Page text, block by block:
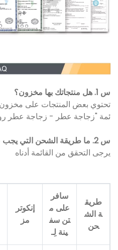
س 1. هل منتجاتك بها مخزون؟
تحتوي بعض المنتجات على مخزون
ئمة "زجاجة عطر - زجاجة عطر
س 2. ما طريقة الشحن التي يجب علي اختيارها؟
يرجى التحقق من القائمة أدناه
طريق
ة الش
حن
سافر
على م
تن سف
ينة لِـ
إنكوتر
مز